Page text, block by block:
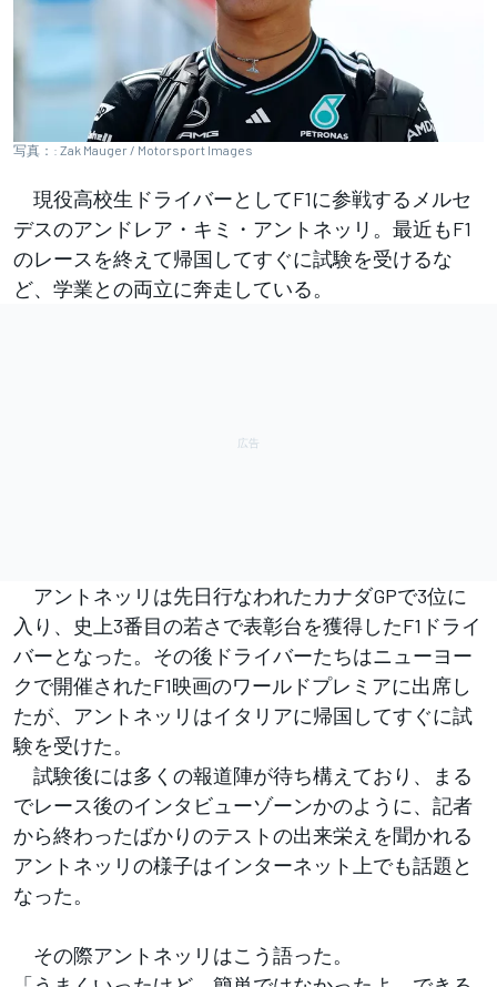
写真：: Zak Mauger / Motorsport Images
現役高校生ドライバーとしてF1に参戦するメルセ
デスのアンドレア・キミ・アントネッリ。最近もF1
のレースを終えて帰国してすぐに試験を受けるな
ど、学業との両立に奔走している。
アントネッリは先日行なわれたカナダGPで3位に
入り、史上3番目の若さで表彰台を獲得したF1ドライ
バーとなった。その後ドライバーたちはニューヨー
クで開催されたF1映画のワールドプレミアに出席し
たが、アントネッリはイタリアに帰国してすぐに試
験を受けた。
試験後には多くの報道陣が待ち構えており、まる
でレース後のインタビューゾーンかのように、記者
から終わったばかりのテストの出来栄えを聞かれる
アントネッリの様子はインターネット上でも話題と
なった。
その際アントネッリはこう語った。